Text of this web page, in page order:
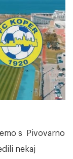
s Pivovarno
nekaj